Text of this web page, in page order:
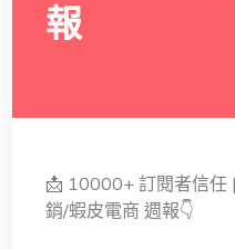
報
📩 10000+ 訂閱者信任
銷/蝦皮電商 週報👇